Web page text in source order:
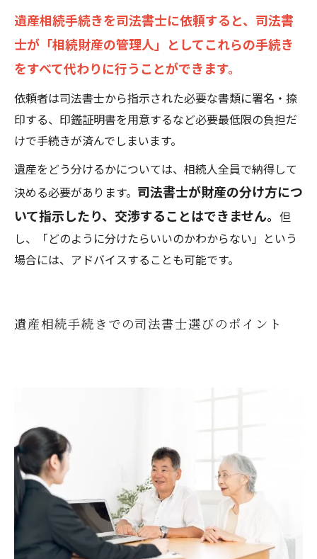
遺産相続手続きを司法書士に依頼すると、司法書
士が「相続財産の管理人」としてこれらの手続き
をすべて代わりに行うことができます。
依頼者は司法書士から指示された必要な書類に署名・捺
印する、印鑑証明書を用意するなど必要最低限の負担だ
けで手続きが済んでしまいます。
遺産をどう分けるかについては、相続人全員で納得して
決める必要があります。 司法書士が財産の分け方につ
いて指示したり、交渉することはできません。 但
し、「どのように分けたらいいのかわからない」という
場合には、アドバイスすることも可能です。
遺産相続手続きでの司法書士選びのポイント